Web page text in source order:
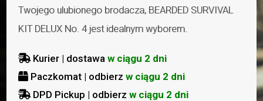
Twojego ulubionego brodacza, BEARDED SURVIVAL
KIT DELUX No. 4 jest idealnym wyborem.
 Kurier | dostawaw ciągu 2 dni
 Paczkomat | odbierzw ciągu 2 dni
 DPD Pickup | odbierzw ciągu 2 dni